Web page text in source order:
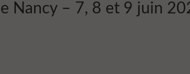
Nancy – 7, 8 et 9 juin